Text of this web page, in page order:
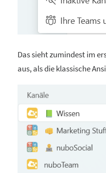
Das sieht zumindest im
aus, als die klassische